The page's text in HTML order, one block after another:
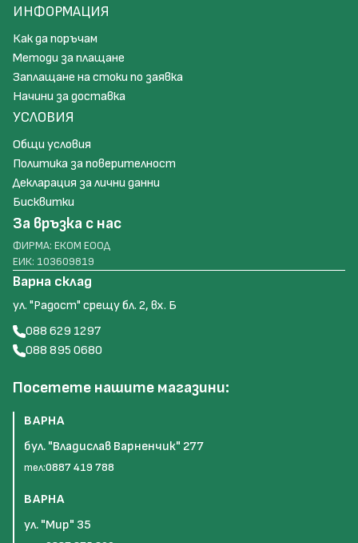
ИНФОРМАЦИЯ
Как да поръчам
Методи за плащане
Заплащане на стоки по заявка
Начини за доставка
УСЛОВИЯ
Общи условия
Политика за поверителност
Декларация за лични данни
Бисквитки
За връзка с нас
ФИРМА: ЕКОМ ЕООД
ЕИК: 103609819
Варна склад
ул. "Радост" срещу бл. 2, вх. Б
088 629 1297
088 895 0680
Посетете нашите магазини:
ВАРНА
бул. "Владислав Варненчик" 277
тел:0887 419 788
ВАРНА
ул. "Мир" 35